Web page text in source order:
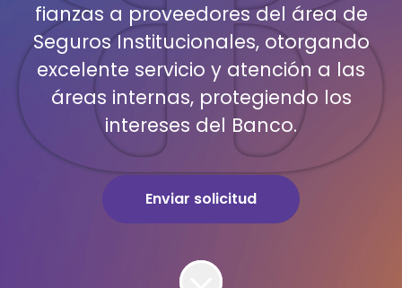
fianzas a proveedores del área de
Seguros Institucionales, otorgando
excelente servicio y atención a las
áreas internas, protegiendo los
intereses del Banco.
Enviar solicitud